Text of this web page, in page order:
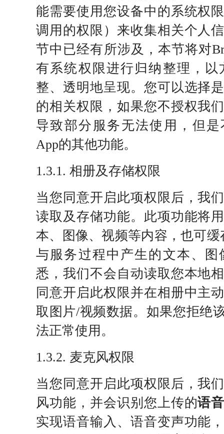
能需要使用您设备中的系统权
调用的权限）来收集相关个人
节中已经有所涉及，本节将对
有系统权限进行归纳整理，
整、透明地呈现。您可以选择
的相关权限，如果您不授权我
导致部分服务无法使用，但是
App的其他功能。
1.3.1. 相册及存储权限
当您同意开启此项权限后，我
读取及存储功能。此项功能将
本、图像、视频等内容，也可
与服务过程中产生的文本、
悉，我们不会自动读取您本地
同意开启此权限并在相册中主
取图片/视频数据。如果您拒绝
法正常使用。
1.3.2. 麦克风权限
当您同意开启此项权限后，我
风功能，并会识别您上传的语
实现语音输入、语音变声功能